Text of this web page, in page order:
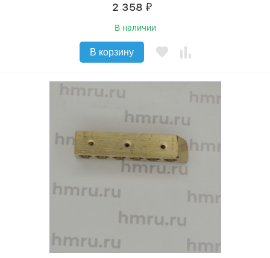
2 358 ₽
В наличии
В корзину